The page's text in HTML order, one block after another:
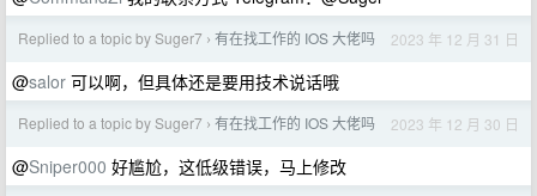
Replied to a topic by Suger7 › 有在找工作的 IOS 大佬吗 2023 年 12 月 31 日
@salor 可以啊，但具体还是要用技术说话哦
Replied to a topic by Suger7 › 有在找工作的 IOS 大佬吗 2023 年 12 月 30 日
@Sniper000 好尴尬，这低级错误，马上修改